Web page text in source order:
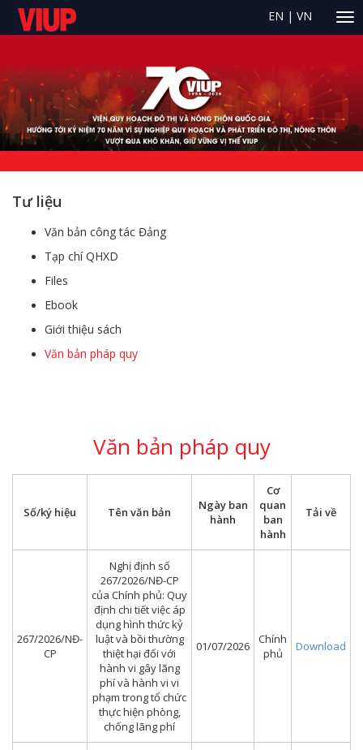
EN | VN
Tư liệu
Văn bản công tác Đảng
Tạp chí QHXD
Files
Ebook
Giới thiệu sách
Văn bản pháp quy
Văn bản pháp quy
Số/ký hiệu Tên văn bản
Ngày ban
hành
Cơ
quan
ban
hành
Tải về
267/2026/NĐ-
CP
Nghị định số
267/2026/NĐ-CP
của Chính phủ: Quy
định chi tiết việc áp
dụng hình thức kỷ
luật và bồi thường
thiệt hại đối với
hành vi gây lãng
phí và hành vi vi
phạm trong tổ chức
thực hiện phòng,
chống lãng phí
01/07/2026
Chính
phủ
Download